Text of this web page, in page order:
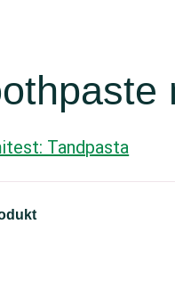
Tandpasta